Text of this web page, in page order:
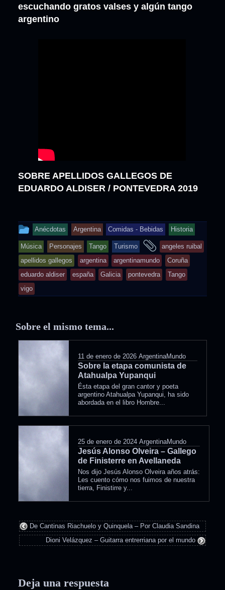
escuchando gratos valses y algún tango
argentino
SOBRE APELLIDOS GALLEGOS DE
EDUARDO ALDISER / PONTEVEDRA 2019
This
entry
was
posted
in
Anécdotas Argentina Comidas - Bebidas Historia
Música Personajes Tango Turismo
and
tagged
angeles ruibal
apellidos gallegos
argentina argentinamundo
Coruña
eduardo aldiser
españa Galicia pontevedra
Tango
vigo
Sobre el mismo tema...
11 de enero de 2026 ArgentinaMundo
Sobre la etapa comunista de
Atahualpa Yupanqui
Ésta etapa del gran cantor y poeta
argentino Atahualpa Yupanqui, ha sido
abordada en el libro Hombre...
25 de enero de 2024 ArgentinaMundo
Jesús Alonso Olveira – Gallego
de Finisterre en Avellaneda
Nos dijo Jesús Alonso Olveira años atrás:
Les cuento cómo nos fuimos de nuestra
tierra, Finistirre y...
De Cantinas Riachuelo y Quinquela – Por Claudia Sandina
Dioni Velázquez – Guitarra entrerriana por el mundo
Deja una respuesta